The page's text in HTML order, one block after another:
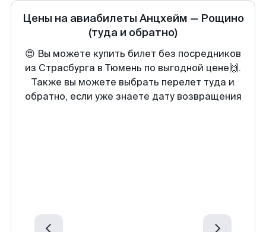
Цены на авиабилеты Анцхейм — Рощино
(туда и обратно)
😍 Вы можете купить билет без посредников
из Страсбурга в Тюмень по выгодной цене🙌.
Также вы можете выбрать перелет туда и
обратно, если уже знаете дату возвращения